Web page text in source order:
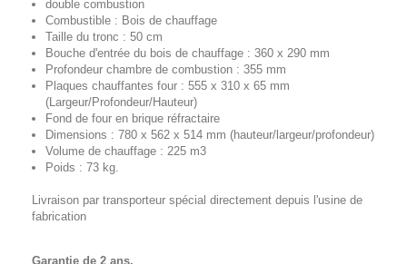
double combustion
Combustible : Bois de chauffage
Taille du tronc : 50 cm
Bouche d'entrée du bois de chauffage : 360 x 290 mm
Profondeur chambre de combustion : 355 mm
Plaques chauffantes four : 555 x 310 x 65 mm
(Largeur/Profondeur/Hauteur)
Fond de four en brique réfractaire
Dimensions : 780 x 562 x 514 mm (hauteur/largeur/profondeur)
Volume de chauffage : 225 m3
Poids : 73 kg.
Livraison par transporteur spécial directement depuis l'usine de
fabrication
Garantie de 2 ans.